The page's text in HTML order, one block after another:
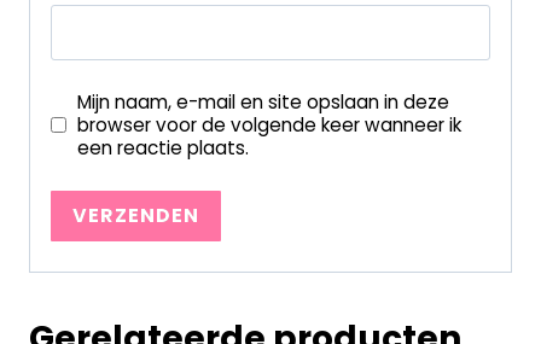
Mijn naam, e-mail en site opslaan in deze
browser voor de volgende keer wanneer ik
een reactie plaats.